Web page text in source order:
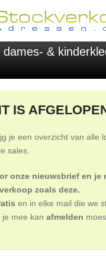
&
IS
je een overzicht van alle
sales.
onze nieuwsbrief en je
zoals deze.
en in elke mail die we
je mee kanafmelden